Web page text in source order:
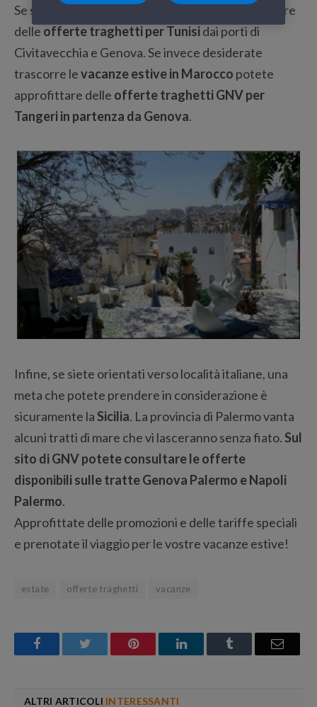
Se sognate di visitare la
potete approfittare
delle offerte traghetti per Tunisidai porti di
Civitavecchia e Genova. Se invece desiderate
trascorre levacanze estive in Marocco potete
approfittare delle offerte traghetti GNV per
Tangeri in partenza da Genova.
Infine, se siete orientati verso località italiane, una
meta che potete prendere in considerazione è
sicuramente laSicilia. La provincia di Palermo vanta
alcuni tratti di mare che vi lasceranno senza fiato.Sul
sito di GNV potete consultare le offerte
disponibili sulle tratte Genova Palermo e Napoli
Palermo.
Approfittate delle promozioni e delle tariffe speciali
e prenotate il viaggio per le vostre vacanze estive!
estate offerte traghetti vacanze
FacebookTwitter Pinterest LinkedInTumblr Email
ALTRI ARTICOLI INTERESSANTI